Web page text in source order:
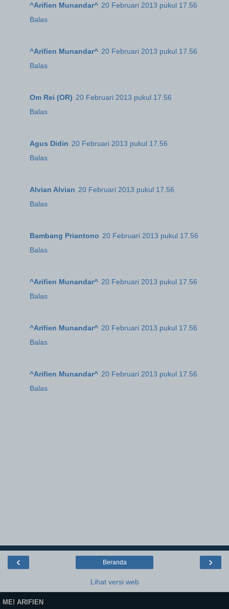
^Arifien Munandar^ 20 Februari 2013 pukul 17.56
Balas
^Arifien Munandar^ 20 Februari 2013 pukul 17.56
Balas
Om Rei (OR) 20 Februari 2013 pukul 17.56
Balas
Agus Didin 20 Februari 2013 pukul 17.56
Balas
Alvian Alvian 20 Februari 2013 pukul 17.56
Balas
Bambang Priantono 20 Februari 2013 pukul 17.56
Balas
^Arifien Munandar^ 20 Februari 2013 pukul 17.56
Balas
^Arifien Munandar^ 20 Februari 2013 pukul 17.56
Balas
^Arifien Munandar^ 20 Februari 2013 pukul 17.56
Balas
‹ ›
Beranda
Lihat versi web
ME! ARIFIEN